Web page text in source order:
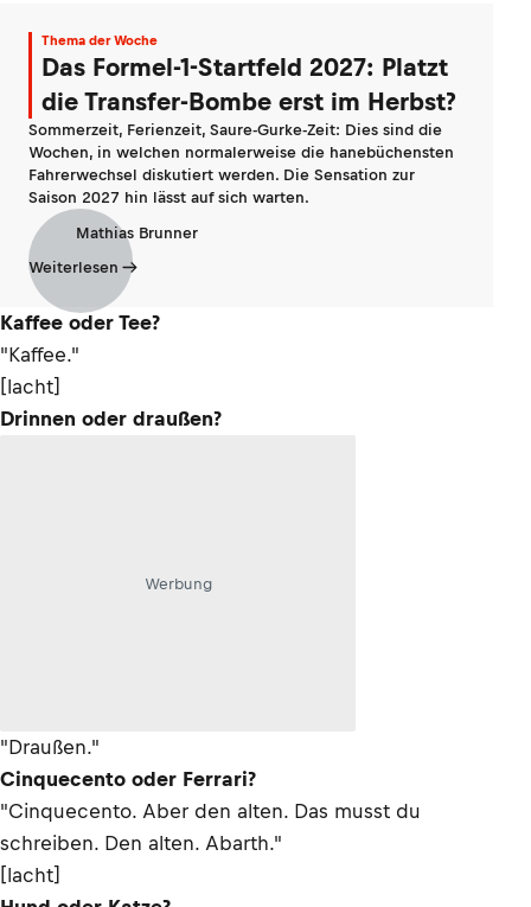
Thema der Woche
Das Formel-1-Startfeld 2027: Platzt
die Transfer-Bombe erst im Herbst?
Sommerzeit, Ferienzeit, Saure-Gurke-Zeit: Dies sind die
Wochen, in welchen normalerweise die hanebüchensten
Fahrerwechsel diskutiert werden. Die Sensation zur
Saison 2027 hin lässt auf sich warten.
Mathias Brunner
Weiterlesen
Kaffee oder Tee?
"Kaffee."
[lacht]
Drinnen oder draußen?
Werbung
"Draußen."
Cinquecento oder Ferrari?
"Cinquecento. Aber den alten. Das musst du
schreiben. Den alten. Abarth."
[lacht]